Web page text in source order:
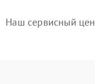
Наш сервисный